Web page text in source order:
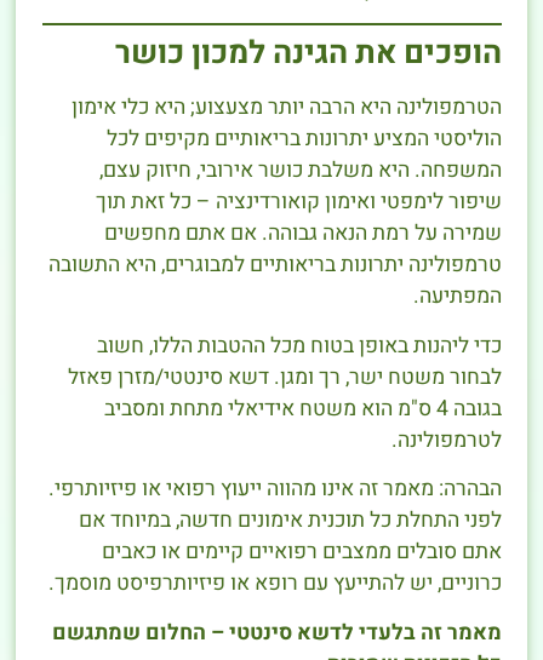
הופכים את הגינה למכון כושר
הטרמפולינה היא הרבה יותר מצעצוע; היא כלי אימון
הוליסטי המציע יתרונות בריאותיים מקיפים לכל
המשפחה. היא משלבת כושר אירובי, חיזוק עצם,
שיפור לימפטי ואימון קואורדינציה – כל זאת תוך
שמירה על רמת הנאה גבוהה. אם אתם מחפשים
טרמפולינה יתרונות בריאותיים למבוגרים, היא התשובה
המפתיעה.
כדי ליהנות באופן בטוח מכל ההטבות הללו, חשוב
לבחור משטח ישר, רך ומגן. דשא סינטטי/מזרן פאזל
בגובה 4 ס"מ הוא משטח אידיאלי מתחת ומסביב
לטרמפולינה.
הבהרה: מאמר זה אינו מהווה ייעוץ רפואי או פיזיותרפי.
לפני התחלת כל תוכנית אימונים חדשה, במיוחד אם
אתם סובלים ממצבים רפואיים קיימים או כאבים
כרוניים, יש להתייעץ עם רופא או פיזיותרפיסט מוסמך.
מאמר זה בלעדי לדשא סינטטי – החלום שמתגשם